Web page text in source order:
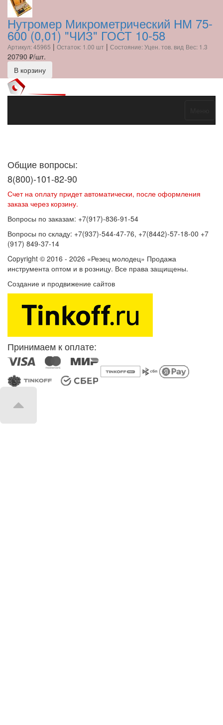
Нутромер Микрометрический НМ 75-
600 (0,01) "ЧИЗ" ГОСТ 10-58
Артикул: 45965 | Остаток: 1.00 шт | Состояние: Уцен. тов. вид Вес: 1.3
20790 ₽/шт.
В корзину
Общие вопросы:
8(800)-101-82-90
Счет на оплату придет автоматически, после оформления
заказа через корзину.
Вопросы по заказам: +7(917)-836-91-54
Вопросы по складу: +7(937)-544-47-76, +7(8442)-57-18-00 +7
(917) 849-37-14
Copyright © 2016 - 2026 «Резец молодец» Продажа
инструмента оптом и в розницу. Все права защищены.
Создание и продвижение сайтов
Принимаем к оплате: